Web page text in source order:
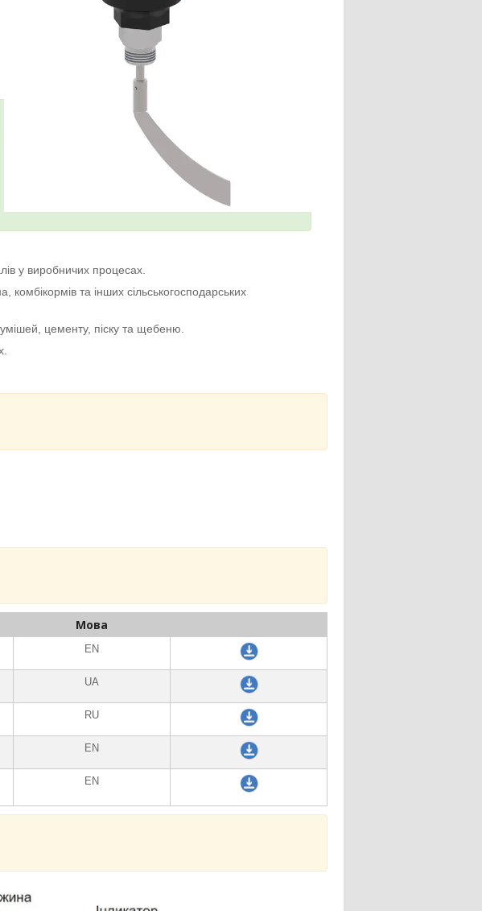
у виробничих процесах.
комбікормів та інших сільськогосподарських
цементу, піску та щебеню.
Мова
EN
UA
RU
EN
EN